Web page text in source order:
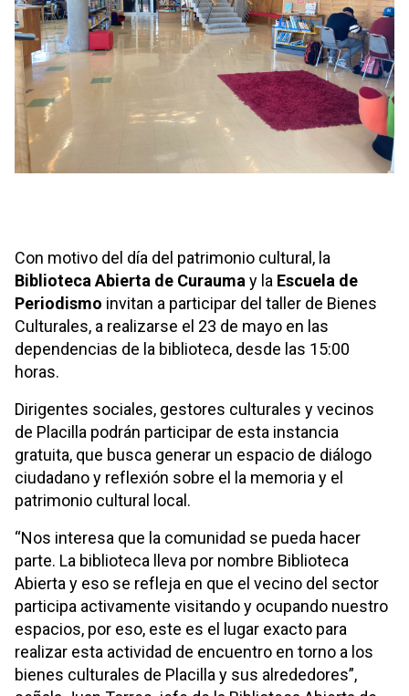
Con motivo del día del patrimonio cultural, la
Biblioteca Abierta de Curauma y la Escuela de
Periodismo invitan a participar del taller de Bienes
Culturales, a realizarse el 23 de mayo en las
dependencias de la biblioteca, desde las 15:00
horas.
Dirigentes sociales, gestores culturales y vecinos
de Placilla podrán participar de esta instancia
gratuita, que busca generar un espacio de diálogo
ciudadano y reflexión sobre el la memoria y el
patrimonio cultural local.
“Nos interesa que la comunidad se pueda hacer
parte. La biblioteca lleva por nombre Biblioteca
Abierta y eso se refleja en que el vecino del sector
participa activamente visitando y ocupando nuestro
espacios, por eso, este es el lugar exacto para
realizar esta actividad de encuentro en torno a los
bienes culturales de Placilla y sus alrededores”,